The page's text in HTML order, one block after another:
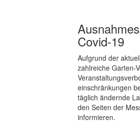
Covid-19
Aufgrund der
zahlreiche Garten-
einschränkungen
täglich ändernde
den Seiten der
informieren.